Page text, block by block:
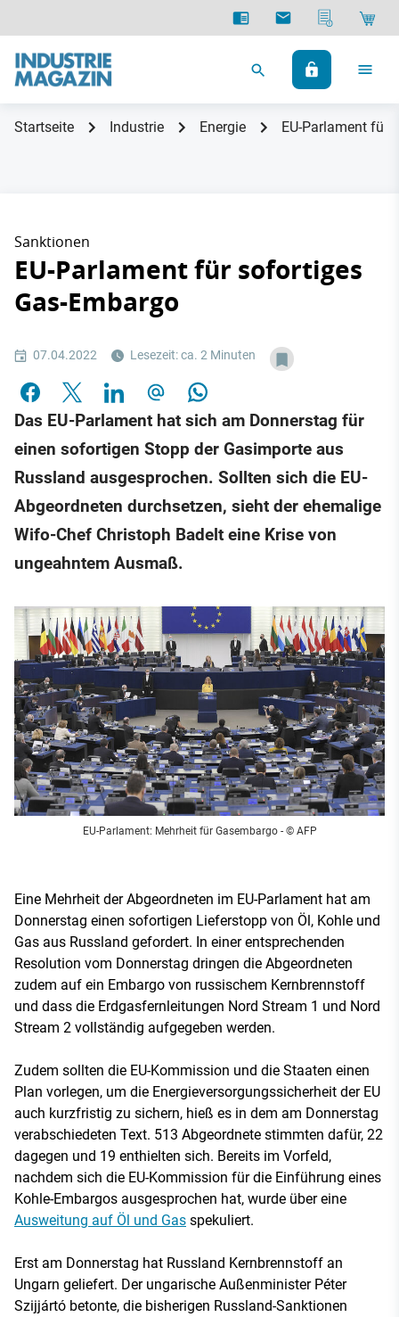
Startseite Industrie Energie EU-Parlament für
Sanktionen
EU-Parlament für sofortiges
Gas-Embargo
07.04.2022 Lesezeit: ca. 2 Minuten
Das EU-Parlament hat sich am Donnerstag für
einen sofortigen Stopp der Gasimporte aus
Russland ausgesprochen. Sollten sich die EU-
Abgeordneten durchsetzen, sieht der ehemalige
Wifo-Chef Christoph Badelt eine Krise von
ungeahntem Ausmaß.
EU-Parlament: Mehrheit für Gasembargo- © AFP
Eine Mehrheit der Abgeordneten im EU-Parlament hat am
Donnerstag einen sofortigen Lieferstopp von Öl, Kohle und
Gas aus Russland gefordert. In einer entsprechenden
Resolution vom Donnerstag dringen die Abgeordneten
zudem auf ein Embargo von russischem Kernbrennstoff
und dass die Erdgasfernleitungen Nord Stream 1 und Nord
Stream 2 vollständig aufgegeben werden.
Zudem sollten die EU-Kommission und die Staaten einen
Plan vorlegen, um die Energieversorgungssicherheit der EU
auch kurzfristig zu sichern, hieß es in dem am Donnerstag
verabschiedeten Text. 513 Abgeordnete stimmten dafür, 22
dagegen und 19 enthielten sich. Bereits im Vorfeld,
nachdem sich die EU-Kommission für die Einführung eines
Kohle-Embargos ausgesprochen hat, wurde über eine
Ausweitung auf Öl und Gas spekuliert.
Erst am Donnerstag hat Russland Kernbrennstoff an
Ungarn geliefert. Der ungarische Außenminister Péter
Szijjártó betonte, die bisherigen Russland-Sanktionen